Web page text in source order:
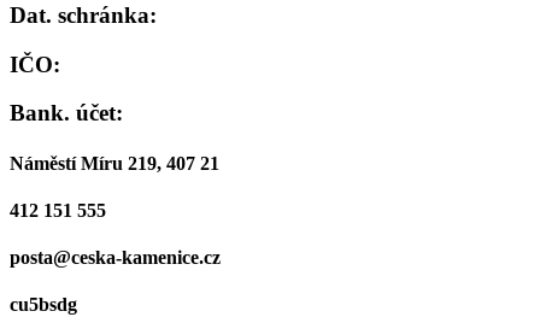
Dat. schránka:
IČO:
Bank. účet:
Náměstí Míru 219, 407 21
412 151 555
posta@ceska-kamenice.cz
cu5bsdg